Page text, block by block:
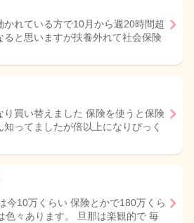
れている方で10月から週20時間超
ると思いますが扶養外れて社会保険
買い替えました 保険を使うと保険
ってましたが倍以上になりびっく
今10万くらい 保険とかで180万くら
色々あります。 旦那は楽観的で 毎